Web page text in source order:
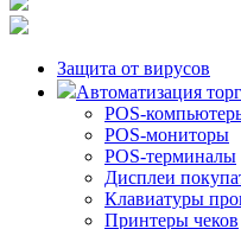
Защита от вирусов
Автоматизация
POS-
POS-мониторы
POS-терминалы
Дисплеи
Клавиатуры
Принтеры чеков